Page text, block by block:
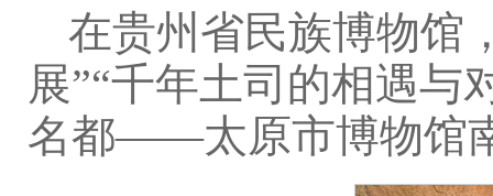
在贵州省民族博物馆
展”“千年土司的相遇
名都——太原市博物馆